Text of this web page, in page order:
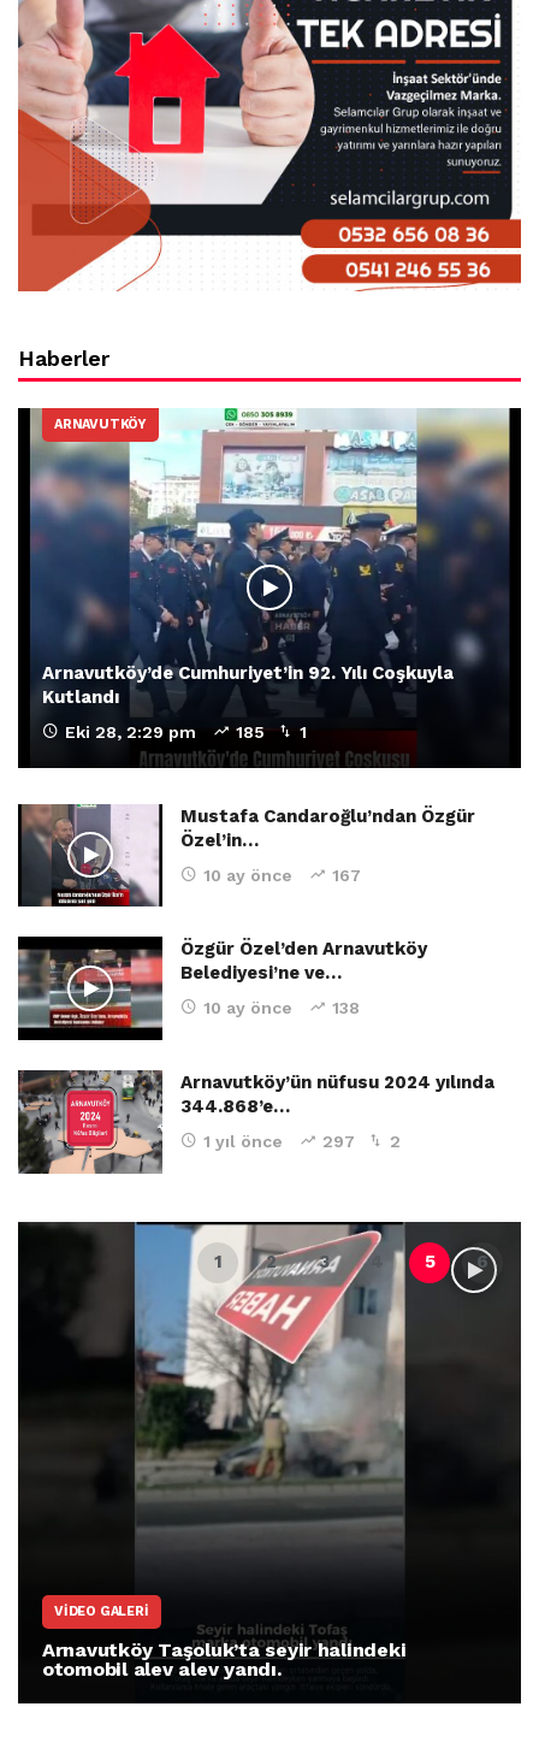
Haberler
ARNAVUTKÖY
Arnavutköy’de Cumhuriyet’in 92. Yılı Coşkuyla
Kutlandı
Eki 28, 2:29 pm 185 1
Mustafa Candaroğlu’ndan Özgür
Özel’in…
10 ay önce 167
Özgür Özel’den Arnavutköy
Belediyesi’ne ve…
10 ay önce 138
Arnavutköy’ün nüfusu 2024 yılında
344.868’e…
1 yıl önce 297 2
VIDEO GALERI
Arnavutköy Taşoluk’ta seyir halindeki
otomobil alev alev yandı.